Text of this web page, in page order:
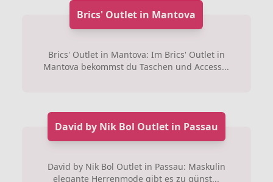
Brics' Outlet in Mantova
Brics' Outlet in Mantova: Im Brics' Outlet in
Mantova bekommst du Taschen und Access...
David by Nik Bol Outlet in Passau
David by Nik Bol Outlet in Passau: Maskulin
elegante Herrenmode gibt es zu günst...